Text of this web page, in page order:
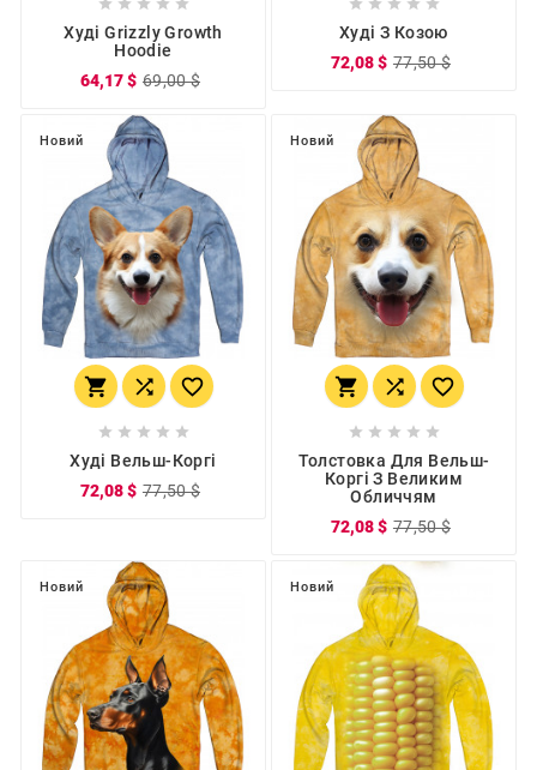
    
Худі Grizzly Growth
Hoodie
64,17 $ 69,00 $
    
Худі З Козою
72,08 $ 77,50 $
Новий
  
    
Худі Вельш-Коргі
72,08 $ 77,50 $
Новий
  
    
Толстовка Для Вельш-
Коргі З Великим
Обличчям
72,08 $ 77,50 $
Новий Новий